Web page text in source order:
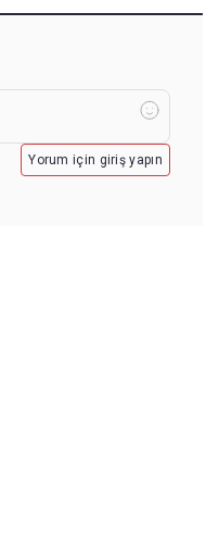
Yorum için giriş yapın